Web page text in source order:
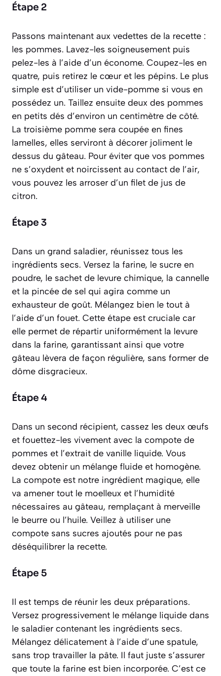
Étape 2
Passons maintenant aux vedettes de la recette :
les pommes. Lavez-les soigneusement puis
pelez-les à l’aide d’un économe. Coupez-les en
quatre, puis retirez le cœur et les pépins. Le plus
simple est d’utiliser un vide-pomme si vous en
possédez un. Taillez ensuite deux des pommes
en petits dés d’environ un centimètre de côté.
La troisième pomme sera coupée en fines
lamelles, elles serviront à décorer joliment le
dessus du gâteau. Pour éviter que vos pommes
ne s’oxydent et noircissent au contact de l’air,
vous pouvez les arroser d’un filet de jus de
citron.
Étape 3
Dans un grand saladier, réunissez tous les
ingrédients secs. Versez la farine, le sucre en
poudre, le sachet de levure chimique, la cannelle
et la pincée de sel qui agira comme un
exhausteur de goût. Mélangez bien le tout à
l’aide d’un fouet. Cette étape est cruciale car
elle permet de répartir uniformément la levure
dans la farine, garantissant ainsi que votre
gâteau lèvera de façon régulière, sans former de
dôme disgracieux.
Étape 4
Dans un second récipient, cassez les deux œufs
et fouettez-les vivement avec la compote de
pommes et l’extrait de vanille liquide. Vous
devez obtenir un mélange fluide et homogène.
La compote est notre ingrédient magique, elle
va amener tout le moelleux et l’humidité
nécessaires au gâteau, remplaçant à merveille
le beurre ou l’huile. Veillez à utiliser une
compote sans sucres ajoutés pour ne pas
déséquilibrer la recette.
Étape 5
Il est temps de réunir les deux préparations.
Versez progressivement le mélange liquide dans
le saladier contenant les ingrédients secs.
Mélangez délicatement à l’aide d’une spatule,
sans trop travailler la pâte. Il faut juste s’assurer
que toute la farine est bien incorporée. C’est ce